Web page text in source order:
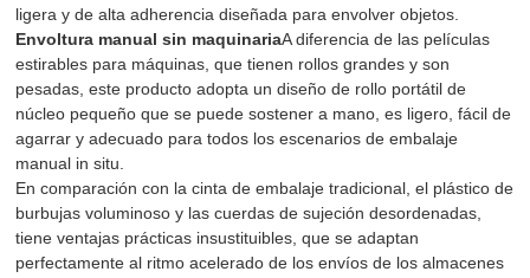
ligera y de alta adherencia diseñada para envolver objetos.
Envoltura manual sin maquinariaA diferencia de las películas
estirables para máquinas, que tienen rollos grandes y son
pesadas, este producto adopta un diseño de rollo portátil de
núcleo pequeño que se puede sostener a mano, es ligero, fácil de
agarrar y adecuado para todos los escenarios de embalaje
manual in situ.
En comparación con la cinta de embalaje tradicional, el plástico de
burbujas voluminoso y las cuerdas de sujeción desordenadas,
tiene ventajas prácticas insustituibles, que se adaptan
perfectamente al ritmo acelerado de los envíos de los almacenes